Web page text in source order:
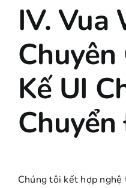
IV. Vua
Kế UI
Chúng tôi kết hợp